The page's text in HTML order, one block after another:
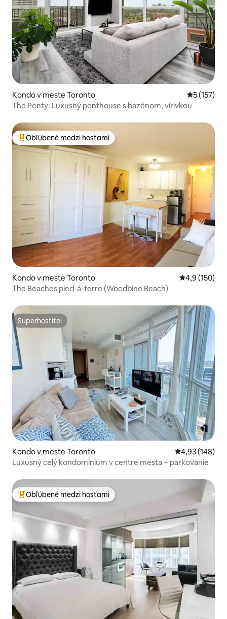
Kondo v meste Toronto Priemerné
5 (157)
The Penty: Luxusný penthouse s bazénom, vírivkou
Najobľúbenejšie medzi hosťami
Obľúbené medzi hosťami
Kondo v meste Toronto Priemerné
4,9 (150)
The Beaches pied-á-terre (Woodbine Beach)
Superhostiteľ
Superhostiteľ
Kondo v meste Toronto Priemerné
4,93 (148)
Luxusný celý kondomínium v centre mesta + parkovanie
Najobľúbenejšie medzi hosťami
Obľúbené medzi hosťami